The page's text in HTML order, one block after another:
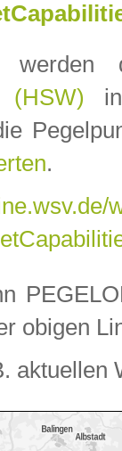
(HSW)
.
obigen
aktuellen